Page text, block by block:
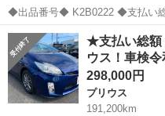
◆出品番号◆ K2B0222 ◆支払い総額◆ 8.8万円 上記の金
税、リサイクル券等全てコミコ
切頂きません。 ◆車両情報◆ メーカー：トヨタ 車名：パッソ グレー
ド：X ...
埼玉 川越市 鶴ヶ島駅
★支払い総額
ウス！車検
298,000円
プリウス
191,200km